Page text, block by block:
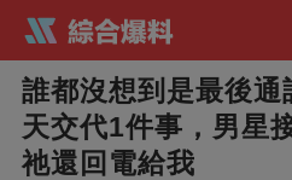
誰都沒想到是最後通
天交代1件事，男星
祂還回電給我